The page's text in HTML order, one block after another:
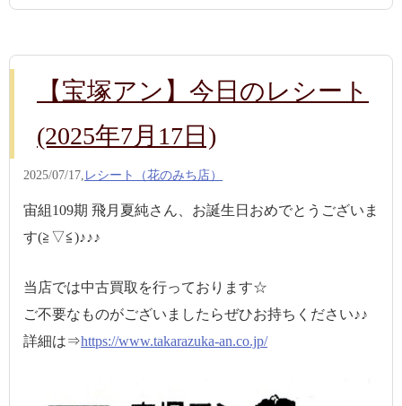
【宝塚アン】今日のレシート
(2025年7月17日)
2025/07/17, レシート（花のみち店）
宙組109期 飛月夏純さん、お誕生日おめでとうございま
す(≧▽≦)♪♪♪
当店では中古買取を行っております☆
ご不要なものがございましたらぜひお持ちください♪♪
詳細は⇒https://www.takarazuka-an.co.jp/